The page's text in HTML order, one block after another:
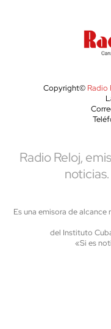
Copyright© Radio
Radio Reloj,
Es una emisora de
del Instituto
«Si es